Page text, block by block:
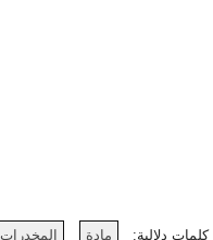
كلمات دلالية: مادة المخدرات